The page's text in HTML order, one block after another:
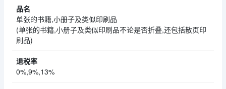
单张的书籍,小册子及类似印刷品
(单张的书籍,小册子及类似印刷品不论是否折叠,还包括散页印
刷品)
0%,9%,13%